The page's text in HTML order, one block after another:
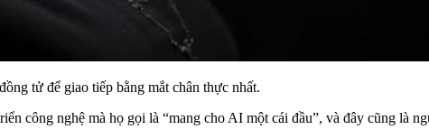
tử để giao tiếp bằng mắt chân thực nhất.
công nghệ mà họ gọi là “mang cho AI một cái đầu”, và đây cũng là